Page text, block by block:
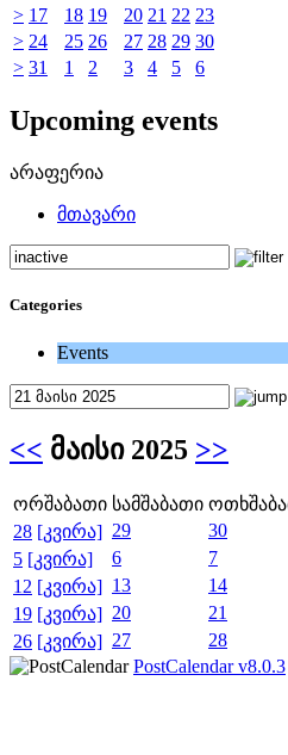
> 17 18 19 20 21 22 23
> 24 25 26 27 28 29 30
> 31 1 2 3 4 5 6
Upcoming events
არაფერია
მთავარი
Categories
Events
<< მაისი 2025 >>
ორშაბათი სამშაბათი
28 [კვირა] 29 30
5 [კვირა] 6 7
12 [კვირა] 13 14
19 [კვირა] 20 21
26 [კვირა] 27 28
PostCalendar v8.0.3